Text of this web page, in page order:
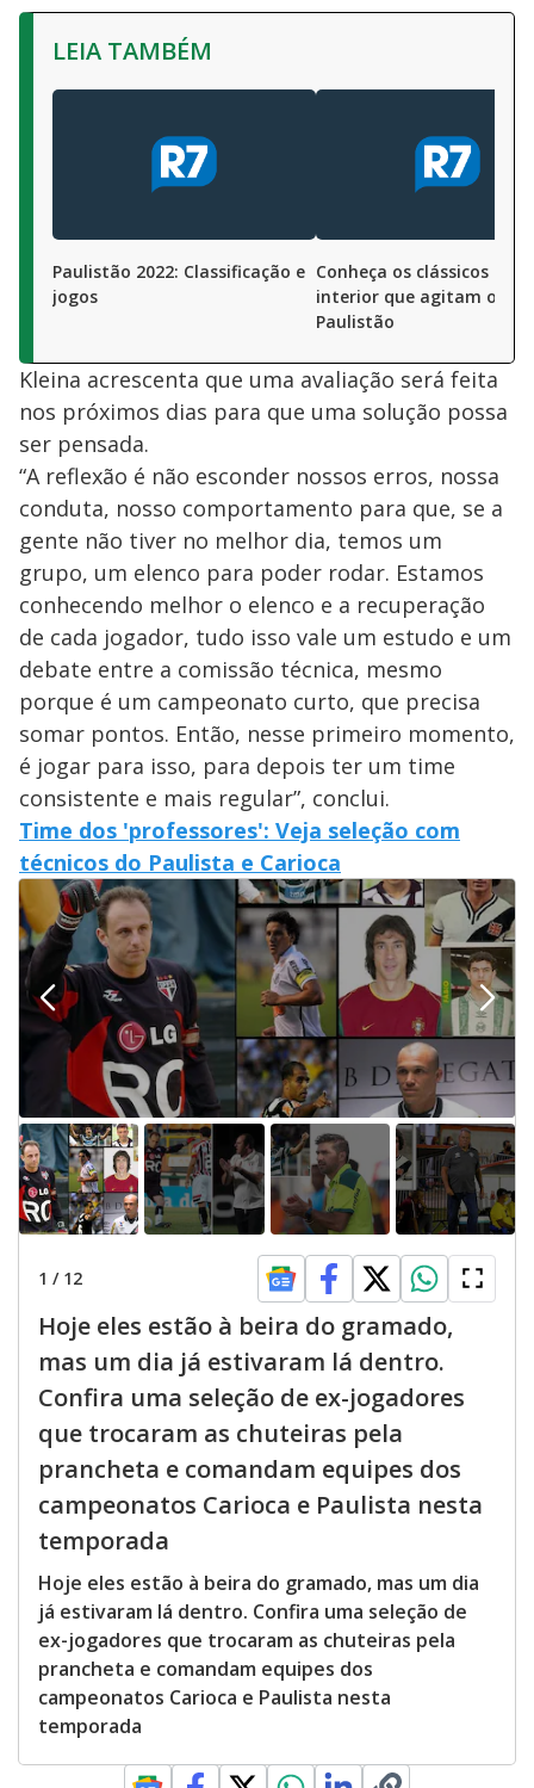
LEIA TAMBÉM
Paulistão 2022: Classificação e
jogos
Conheça os clássicos do
interior que agitam o
Paulistão
Kleina acrescenta que uma avaliação será feita
nos próximos dias para que uma solução possa
ser pensada.
“A reflexão é não esconder nossos erros, nossa
conduta, nosso comportamento para que, se a
gente não tiver no melhor dia, temos um
grupo, um elenco para poder rodar. Estamos
conhecendo melhor o elenco e a recuperação
de cada jogador, tudo isso vale um estudo e um
debate entre a comissão técnica, mesmo
porque é um campeonato curto, que precisa
somar pontos. Então, nesse primeiro momento,
é jogar para isso, para depois ter um time
consistente e mais regular”, conclui.
Time dos 'professores': Veja seleção com
técnicos do Paulista e Carioca
1 / 12
Hoje eles estão à beira do gramado,
mas um dia já estivaram lá dentro.
Confira uma seleção de ex-jogadores
que trocaram as chuteiras pela
prancheta e comandam equipes dos
campeonatos Carioca e Paulista nesta
temporada
Hoje eles estão à beira do gramado, mas um dia
já estivaram lá dentro. Confira uma seleção de
ex-jogadores que trocaram as chuteiras pela
prancheta e comandam equipes dos
campeonatos Carioca e Paulista nesta
temporada